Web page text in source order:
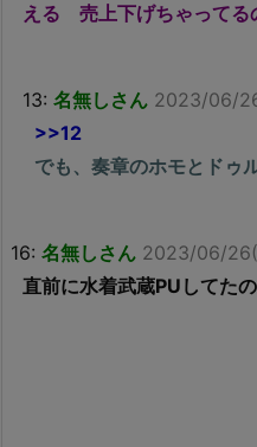
える 売上下げちゃってる
13: 名無しさん 2023/06/
>>12
でも、奏章のホモとドゥ
16: 名無しさん 2023/06/
直前に水着武蔵PUしてた